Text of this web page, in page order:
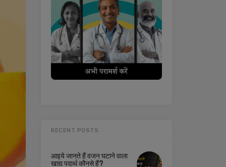
RECENT POSTS
आइये जानते हैं वजन घटाने वाला
खाद्य पदार्थ कौनसे हैं?